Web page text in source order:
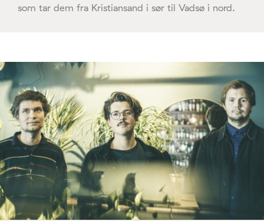
som tar dem fra Kristiansand i sør til Vadsø i nord.